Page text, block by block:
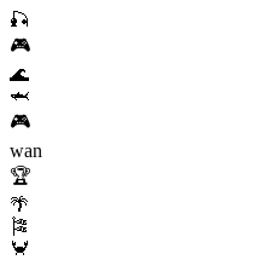
🎣
🎮
🌊
🦈
🎮
wan
🏆
🌴
🎏
🦀